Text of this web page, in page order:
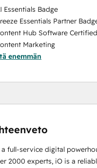
Essentials Badge
Essentials Partner
Hub Software Certified
Marketing
Data Migration Certification
Advertising
Marketing Certification
Sales
Architecture I: Data
enemmän
a full-service digital
2000 experts, iO is a